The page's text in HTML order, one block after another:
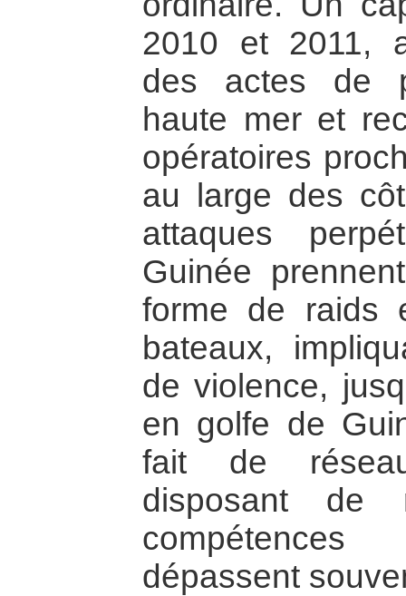
2010 et 2011,
des actes de
haute mer et
opératoires
au large des
attaques
Guinée
forme de raids
bateaux,
de violence,
en golfe de
fait de
disposant de
dépassent